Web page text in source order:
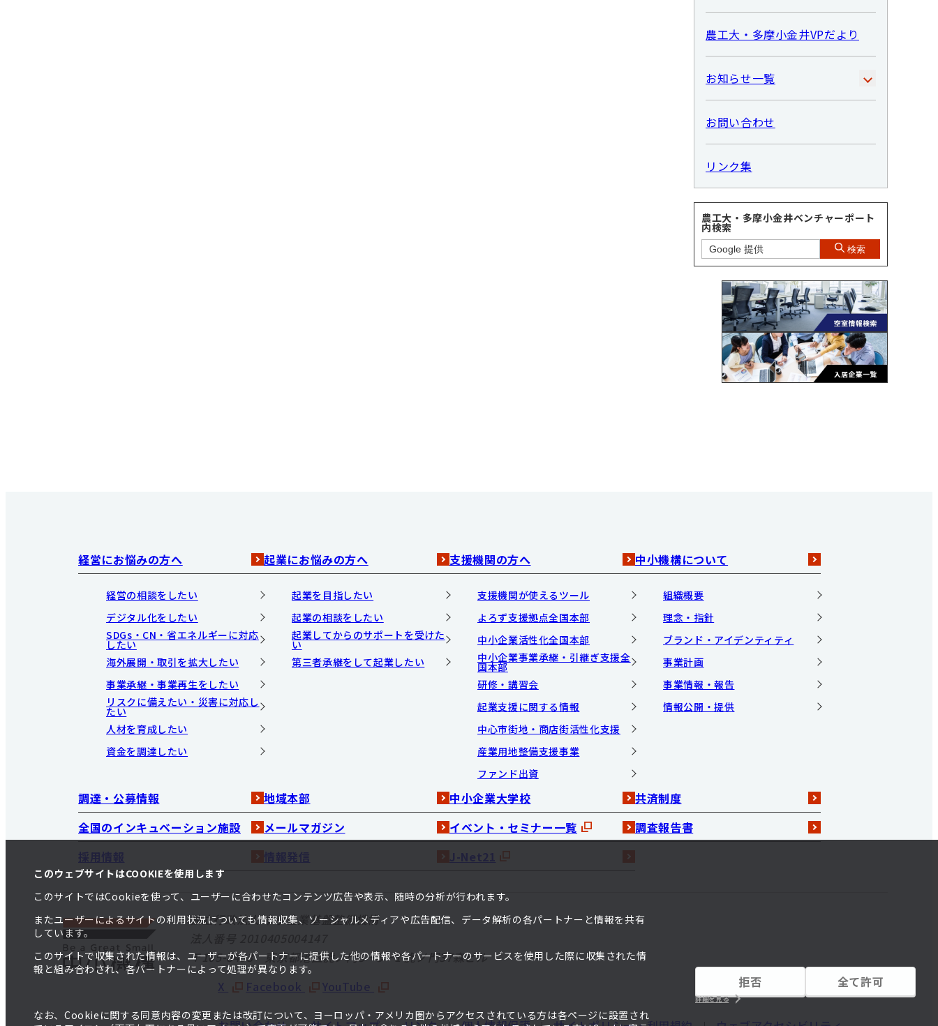
このウェブサイトはCOOKIEを使用します
このサイトではCookieを使って、ユーザーに合わせたコンテンツ広告や表示、随時の分析が行われます。
またユーザーによるサイトの利用状況についても情報収集、ソーシャルメディアや広告配信、データ解析の各パートナーと情報を共有
しています。
このサイトで収集された情報は、ユーザーが各パートナーに提供した他の情報や各パートナーのサービスを使用した際に収集された情
報と組み合わされ、各パートナーによって処理が異なります。
なお、Cookieに関する同意内容の変更または改訂について、ヨーロッパ・アメリカ圏からアクセスされている方は各ページに設置され
拒否 全て許可
詳細を見る
農工大・多摩小金井VPだより
お知らせ一覧
お問い合わせ
リンク集
農工大・多摩小金井ベンチャーポート
内検索
検索
経営にお悩みの方へ
経営の相談をしたい
デジタル化をしたい
SDGs・CN・省エネルギーに対応
したい
海外展開・取引を拡大したい
事業承継・事業再生をしたい
リスクに備えたい・災害に対応し
たい
人材を育成したい
資金を調達したい
起業にお悩みの方へ
起業を目指したい
起業の相談をしたい
起業してからのサポートを受けた
い
第三者承継をして起業したい
支援機関の方へ
支援機関が使えるツール
よろず支援拠点全国本部
中小企業活性化全国本部
中小企業事業承継・引継ぎ支援全
国本部
研修・講習会
起業支援に関する情報
中心市街地・商店街活性化支援
産業用地整備支援事業
ファンド出資
中小機構について
組織概要
理念・指針
ブランド・アイデンティティ
事業計画
事業情報・報告
情報公開・提供
調達・公募情報 地域本部 中小企業大学校
共済制度
全国のインキュベーション施設
メールマガジン イベント・セミナー一覧
調査報告書
採用情報
情報発信 J-Net21
独立行政法人 中小企業基盤整備機構
〒105-8453 東京都港区虎ノ門3－5－1虎ノ門37森ビル
X
Facebook YouTube